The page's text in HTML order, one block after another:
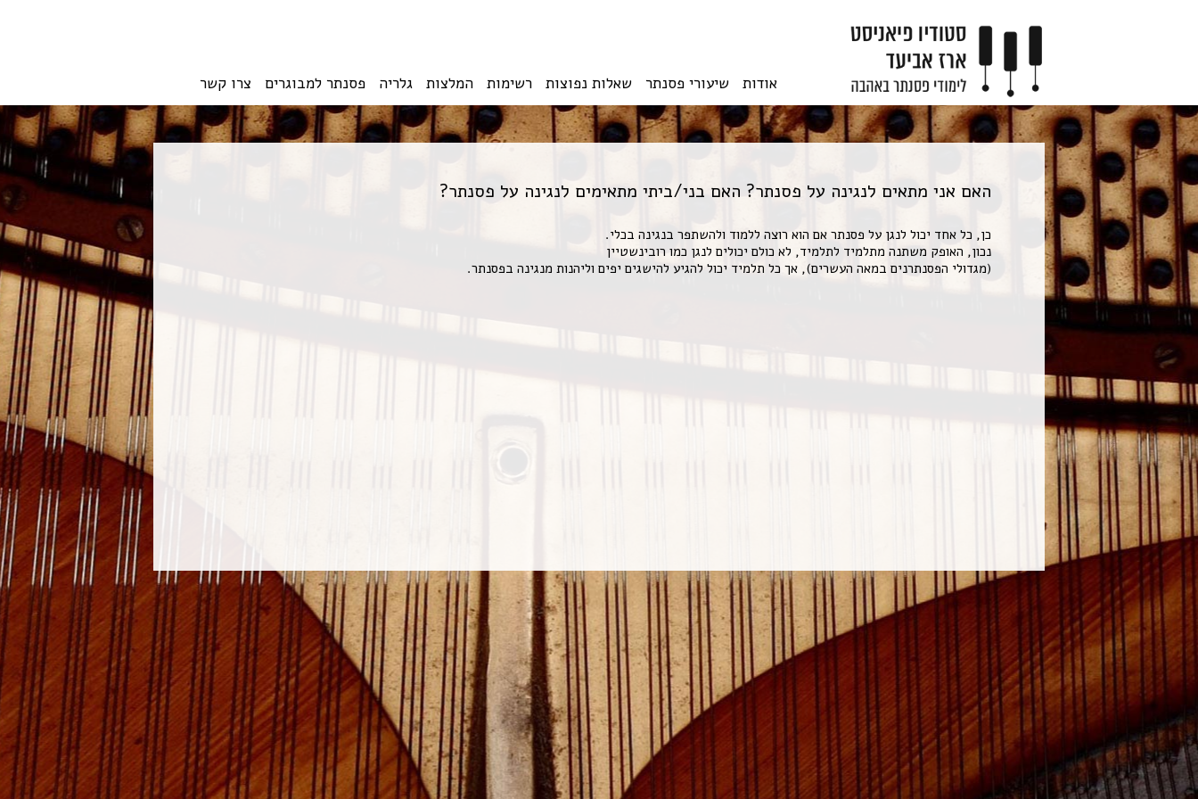
אודות שיעורי פסנתר שאלות נפוצות רשימות המלצות גלריה פסנתר למבוגרים צרו קשר
האם אני מתאים לנגינה על פסנתר? האם בני/ביתי מתאימים לנגינה על פסנתר?
כן, כל אחד יכול לנגן על פסנתר אם הוא רוצה ללמוד ולהשתפר בנגינה בכלי.
נכון, האופק משתנה מתלמיד לתלמיד, לא כולם יכולים לנגן כמו רובינשטיין
(מגדולי הפסנתרנים במאה העשרים), אך כל תלמיד יכול להגיע להישגים יפים וליהנות מנגינה בפסנתר.